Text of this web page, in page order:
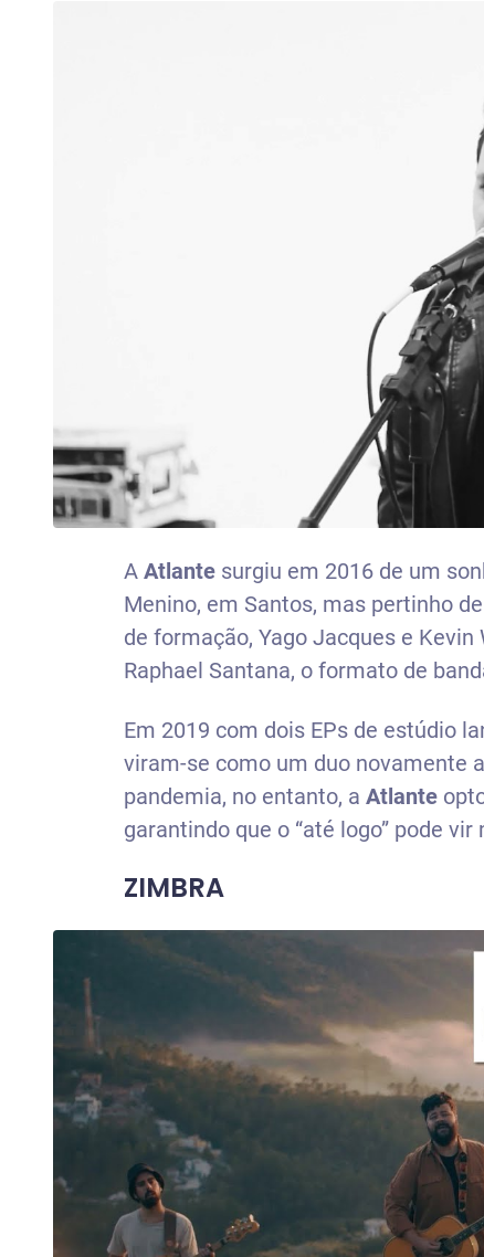
A Atlante surgiu em 2016 de um
Menino, em Santos, mas pertinho
de formação, Yago Jacques e
Raphael Santana, o formato de
Em 2019 com dois EPs de estúdio
viram-se como um duo novamente
pandemia, no entanto, a Atlante
garantindo que o “até logo” pode
ZIMBRA